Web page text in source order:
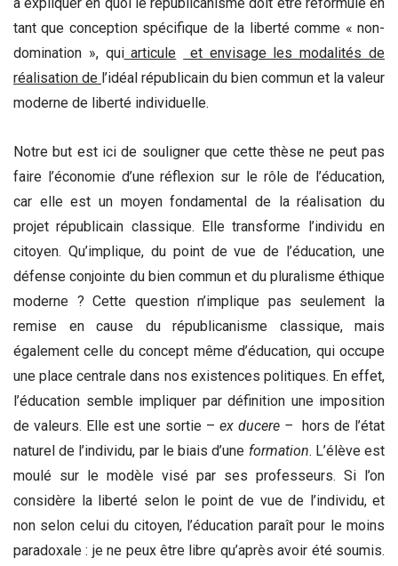
tant que conception spécifique de la liberté comme « non-
domination », quiarticule
et envisage les modalités de
réalisation de l’idéal républicain du bien commun et la valeur
moderne de liberté individuelle.
Notre but est ici de souligner que cette thèse ne peut pas
faire l’économie d’une réflexion sur le rôle de l’éducation,
car elle est un moyen fondamental de la réalisation du
projet républicain classique. Elle transforme l’individu en
citoyen. Qu’implique, du point de vue de l’éducation, une
défense conjointe du bien commun et du pluralisme éthique
moderne ? Cette question n’implique pas seulement la
remise en cause du républicanisme classique, mais
également celle du concept même d’éducation, qui occupe
une place centrale dans nos existences politiques. En effet,
l’éducation semble impliquer par définition une imposition
de valeurs. Elle est une sortie – ex ducere –
hors de l’état
naturel de l’individu, par le biais d’une formation. L’élève est
moulé sur le modèle visé par ses professeurs. Si l’on
considère la liberté selon le point de vue de l’individu, et
non selon celui du citoyen, l’éducation paraît pour le moins
paradoxale : je ne peux être libre qu’après avoir été soumis.